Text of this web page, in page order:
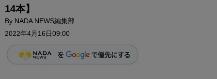
14本】
By NADA NEWS編集部
2022年4月16日09:00